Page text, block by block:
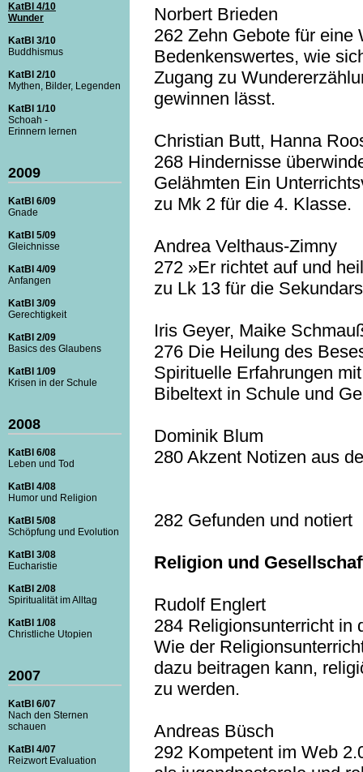
KatBl 4/10
Wunder
KatBl 3/10
Buddhismus
KatBl 2/10
Mythen, Bilder, Legenden
KatBl 1/10
Schoah -
Erinnern lernen
2009
KatBl 6/09
Gnade
KatBl 5/09
Gleichnisse
KatBl 4/09
Anfangen
KatBl 3/09
Gerechtigkeit
KatBl 2/09
Basics des Glaubens
KatBl 1/09
Krisen in der Schule
2008
KatBl 6/08
Leben und Tod
KatBl 4/08
Humor und Religion
KatBl 5/08
Schöpfung und Evolution
KatBl 3/08
Eucharistie
KatBl 2/08
Spiritualität im Alltag
KatBl 1/08
Christliche Utopien
2007
KatBl 6/07
Nach den Sternen
schauen
KatBl 4/07
Reizwort Evaluation
Norbert Brieden
262 Zehn Gebote für eine
Bedenkenswertes, wie
Zugang zu
gewinnen lässt.
Christian Butt, Hanna
268 Hindernisse
Gelähmten Ein
zu Mk 2 für die 4. Klasse.
Andrea Velthaus-Zimny
272 »Er richtet auf und
zu Lk 13 für die
Iris Geyer, Maike
276 Die Heilung des
Spirituelle Erfahrungen
Bibeltext in Schule und
Dominik Blum
280 Akzent Notizen aus
282 Gefunden und notiert
Religion und
Rudolf Englert
284 Religionsunterricht in
Wie der
dazu beitragen kann,
zu werden.
Andreas Büsch
292 Kompetent im Web